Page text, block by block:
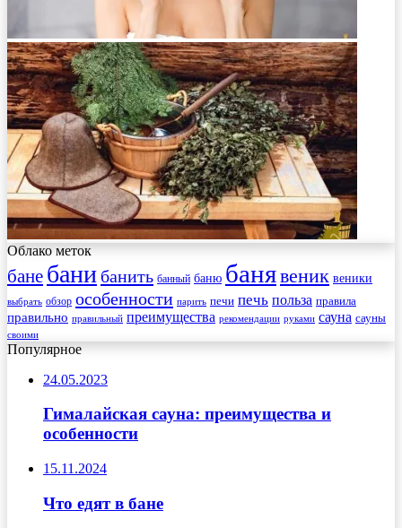
Облако меток
бане бани банить банный баню банявеник веники
выбрать обзор особенности парить печи печь польза правила
правильно правильный преимущества рекомендации руками сауна сауны
своими
Популярное
24.05.2023
Гималайская сауна: преимущества и
особенности
15.11.2024
Что едят в бане